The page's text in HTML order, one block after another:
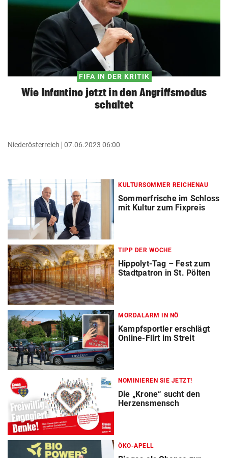
FIFA IN DER KRITIK
Wie Infantino jetzt in den Angriffsmodus
schaltet
Niederösterreich 07.06.2023 06:00
KULTURSOMMER REICHENAU
Sommerfrische im Schloss
mit Kultur zum Fixpreis
TIPP DER WOCHE
Hippolyt-Tag – Fest zum
Stadtpatron in St. Pölten
MORDALARM IN NÖ
Kampfsportler erschlägt
Online-Flirt im Streit
NOMINIEREN SIE JETZT!
Die „Krone“ sucht den
Herzensmensch
ÖKO-APELL